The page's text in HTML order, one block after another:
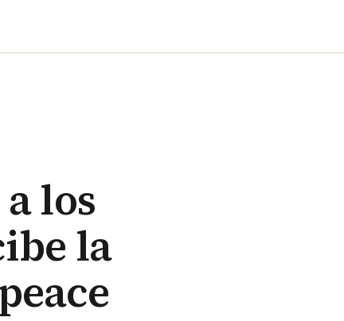
los
la